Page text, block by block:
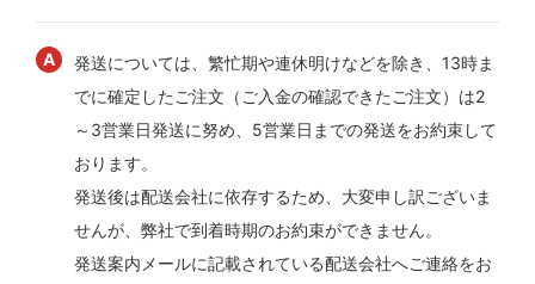
発送については、繁忙期や連休明けなどを除き、13時ま
でに確定したご注文（ご入金の確認できたご注文）は2
～3営業日発送に努め、5営業日までの発送をお約束して
おります。
発送後は配送会社に依存するため、大変申し訳ございま
せんが、弊社で到着時期のお約束ができません。
発送案内メールに記載されている配送会社へご連絡をお